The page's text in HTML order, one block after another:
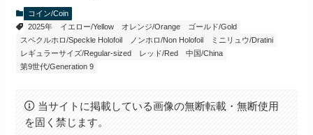
コイン/Coin
2025年
イエロー/Yellow オレンジ/Orange
ゴールド/Gold
スペクルホロ/Speckle Holofoil
ノンホロ/Non Holofoil
ミニリュウ/Dratini
レギュラーサイズ/Regular-sized
レッド/Red
中国/China
第9世代/Generation 9
当サイトに掲載している画像の無断転載・無断使用
を固く禁じます。